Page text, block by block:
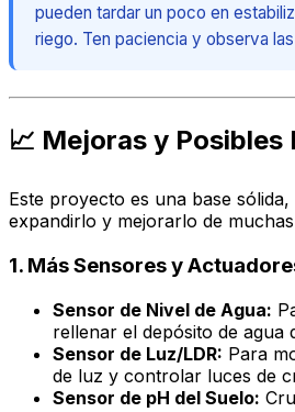
pueden tardar un poco en
riego. Ten paciencia y observa
📈 Mejoras y
Este proyecto es una base
expandirlo y mejorarlo de
1. Más Sensores y
Sensor de Nivel de Agua:
rellenar el depósito de agua
Sensor de Luz/LDR: Para
de luz y controlar luces de
Sensor de pH del Suelo: